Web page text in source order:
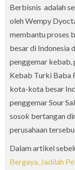
Berbisnis adalah
oleh Wempy
membantu proses
besar di Indonesia
penggemar kebab,
Kebab Turki Baba
kota-kota besar
penggemar Sour
sosok bertangan
perusahaan
Dalam artikel
Bergaya, Jadilah